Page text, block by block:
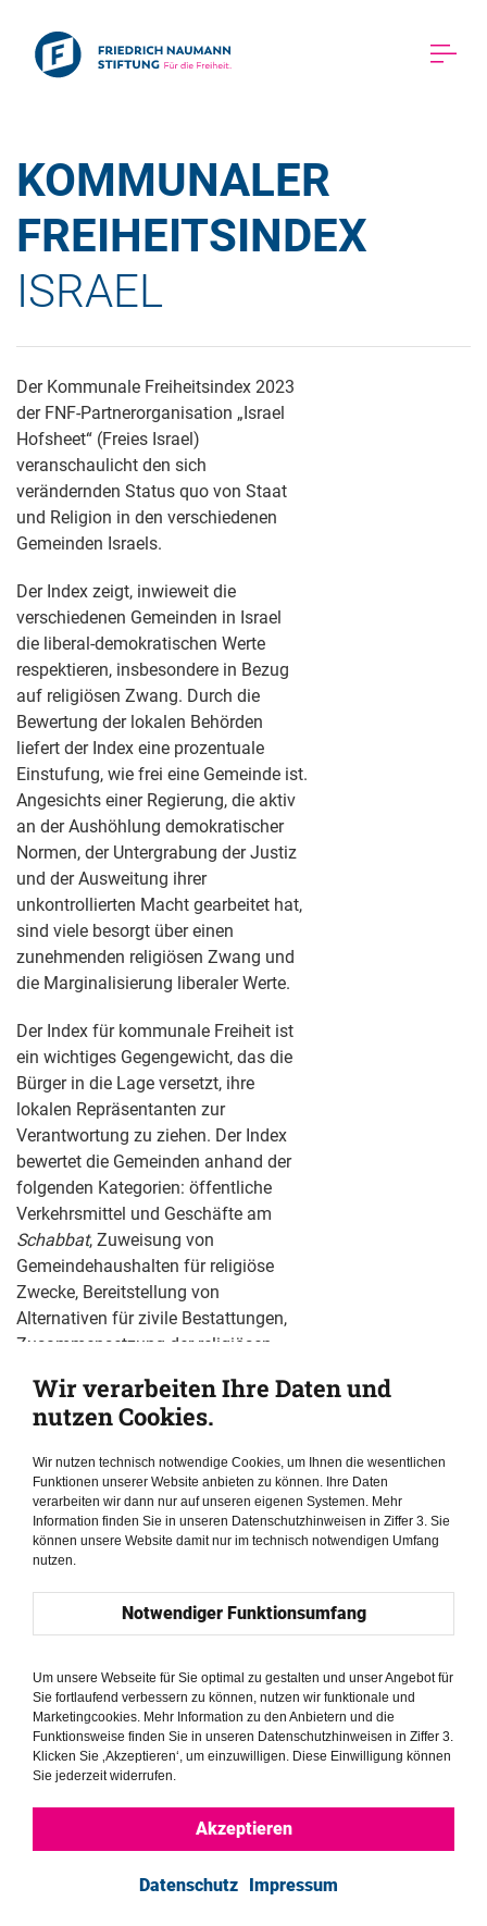
KOMMUNALER
FREIHEITSINDEX
ISRAEL
Der Kommunale Freiheitsindex 2023
der FNF-Partnerorganisation „Israel
Hofsheet“ (Freies Israel)
veranschaulicht den sich
verändernden Status quo von Staat
und Religion in den verschiedenen
Gemeinden Israels.
Der Index zeigt, inwieweit die
verschiedenen Gemeinden in Israel
die liberal-demokratischen Werte
respektieren, insbesondere in Bezug
auf religiösen Zwang. Durch die
Bewertung der lokalen Behörden
liefert der Index eine prozentuale
Einstufung, wie frei eine Gemeinde ist.
Angesichts einer Regierung, die aktiv
an der Aushöhlung demokratischer
Normen, der Untergrabung der Justiz
und der Ausweitung ihrer
unkontrollierten Macht gearbeitet hat,
sind viele besorgt über einen
zunehmenden religiösen Zwang und
die Marginalisierung liberaler Werte.
Der Index für kommunale Freiheit ist
ein wichtiges Gegengewicht, das die
Bürger in die Lage versetzt, ihre
lokalen Repräsentanten zur
Verantwortung zu ziehen. Der Index
bewertet die Gemeinden anhand der
folgenden Kategorien: öffentliche
Verkehrsmittel und Geschäfte am
Schabbat, Zuweisung von
Gemeindehaushalten für religiöse
Zwecke, Bereitstellung von
Alternativen für zivile Bestattungen,
Zusammensetzung der religiösen
Gemeinschaften. Darüber hinaus sind
der Ausschluss von Frauen aus dem
religiösen Pluralismus, die
Anerkennung und Unterstützung
nicht-orthodoxer jüdischer Gemeinden
und die Möglichkeit der Zivilehe zu
Die Spitzenreiter in Israel sind die
Givatayim, gefolgt vonTel Aviv,
HerzliyaundModi’in .
Die Gemeinden mit den
niedrigsten Rängen sindBeitar
Illit,Bnei Brak,Modi'in
ShemeshundJerusalem.
Die Kommunen können öffentliche
Räume gestalten, soziale Normen
Wir verarbeiten Ihre Daten und
nutzen Cookies.
Wir nutzen technisch notwendige Cookies, um Ihnen die wesentlichen
Funktionen unserer Website anbieten zu können. Ihre Daten
verarbeiten wir dann nur auf unseren eigenen Systemen. Mehr
Information finden Sie in unseren Datenschutzhinweisen in Ziffer 3. Sie
können unsere Website damit nur im technisch notwendigen Umfang
nutzen.
Notwendiger Funktionsumfang
Um unsere Webseite für Sie optimal zu gestalten und unser Angebot für
Sie fortlaufend verbessern zu können, nutzen wir funktionale und
Marketingcookies. Mehr Information zu den Anbietern und die
Funktionsweise finden Sie in unseren Datenschutzhinweisen in Ziffer 3.
Klicken Sie ‚Akzeptieren‘, um einzuwilligen. Diese Einwilligung können
Sie jederzeit widerrufen.
Akzeptieren
Datenschutz Impressum